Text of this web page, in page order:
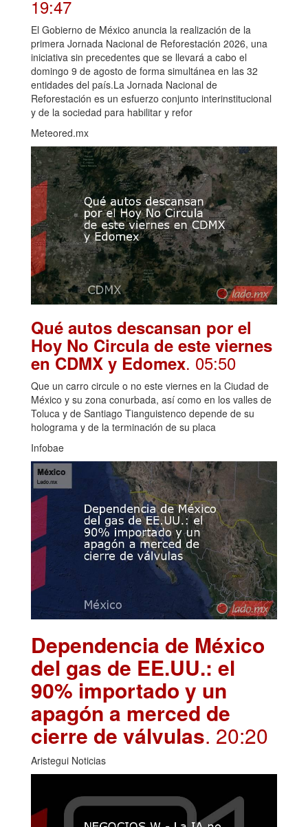
19:47
El Gobierno de México anuncia la realización de la
primera Jornada Nacional de Reforestación 2026, una
iniciativa sin precedentes que se llevará a cabo el
domingo 9 de agosto de forma simultánea en las 32
entidades del país.La Jornada Nacional de
Reforestación es un esfuerzo conjunto interinstitucional
y de la sociedad para habilitar y refor
Meteored.mx
Qué autos descansan por el
Hoy No Circula de este viernes
en CDMX y Edomex. 05:50
Que un carro circule o no este viernes en la Ciudad de
México y su zona conurbada, así como en los valles de
Toluca y de Santiago Tianguistenco depende de su
holograma y de la terminación de su placa
Infobae
Dependencia de México
del gas de EE.UU.: el
90% importado y un
apagón a merced de
cierre de válvulas. 20:20
Aristegui Noticias